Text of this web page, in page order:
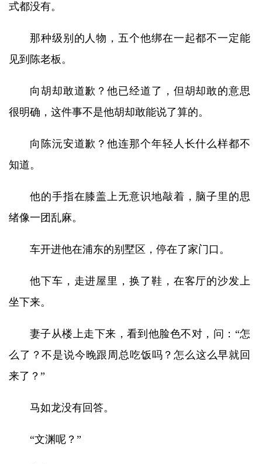
式都没有。
那种级别的人物，五个他绑在一起都不一定能
见到陈老板。
向胡却敢道歉？他已经道了，但胡却敢的意思
很明确，这件事不是他胡却敢能说了算的。
向陈沅安道歉？他连那个年轻人长什么样都不
知道。
他的手指在膝盖上无意识地敲着，脑子里的思
绪像一团乱麻。
车开进他在浦东的别墅区，停在了家门口。
他下车，走进屋里，换了鞋，在客厅的沙发上
坐下来。
妻子从楼上走下来，看到他脸色不对，问：“怎
么了？不是说今晚跟周总吃饭吗？怎么这么早就回
来了？”
马如龙没有回答。
“文渊呢？”